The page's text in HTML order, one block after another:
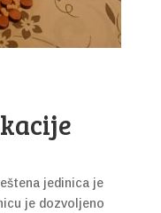
jedinica je
je dozvoljeno